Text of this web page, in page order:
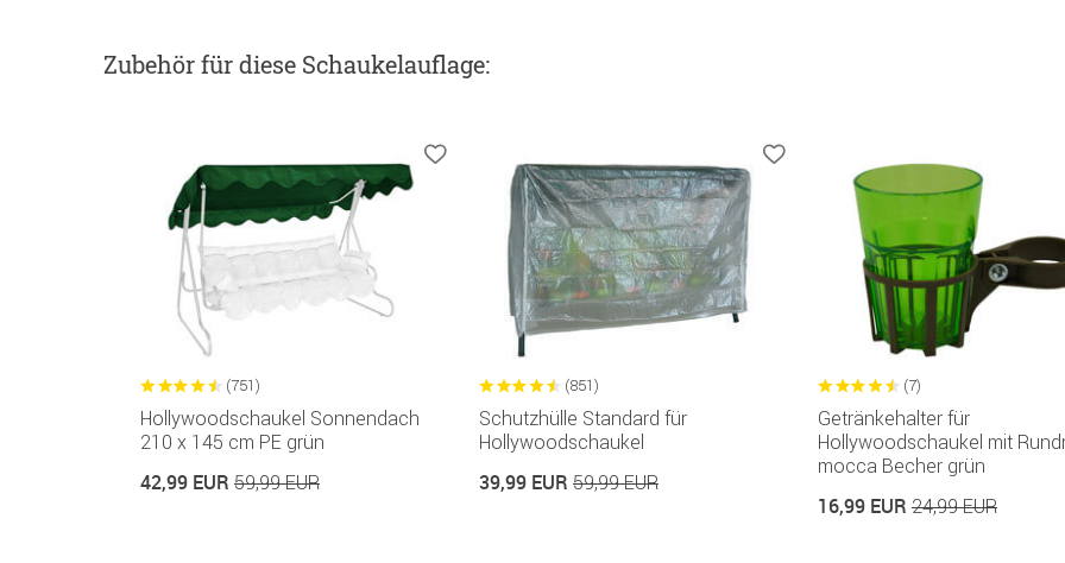
Zubehörfür diese Schaukelauflage:
(751)
Hollywoodschaukel Sonnendach
210 x 145 cm PE grün
42,99 EUR 59,99 EUR
(851)
Schutzhülle Standard für
Hollywoodschaukel
39,99 EUR 59,99 EUR
(7)
Getränkehalter für
Hollywoodschaukel mit
mocca Becher grün
16,99 EUR 24,99 EUR